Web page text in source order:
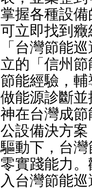
掌握各種設
可立即找到
「台灣節能
立的「信州
節能經驗，
做能源診斷
神在台灣成
公設備決方
驅動下，台
零實踐能力
入台灣節能